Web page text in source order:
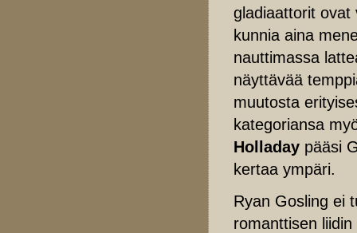
gladiaattorit ovat
kunnia aina
nauttimassa
näyttävää
muutosta
kategoriansa
Holladay pääsi
kertaa ympäri.
Ryan Gosling ei
romanttisen